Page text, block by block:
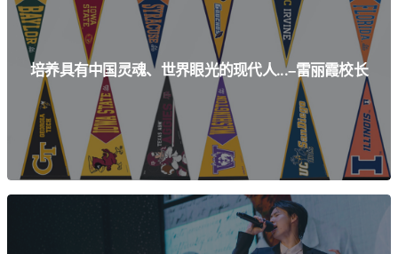
培养具有中国灵魂、世界眼光的现代人...--雷丽霞校长